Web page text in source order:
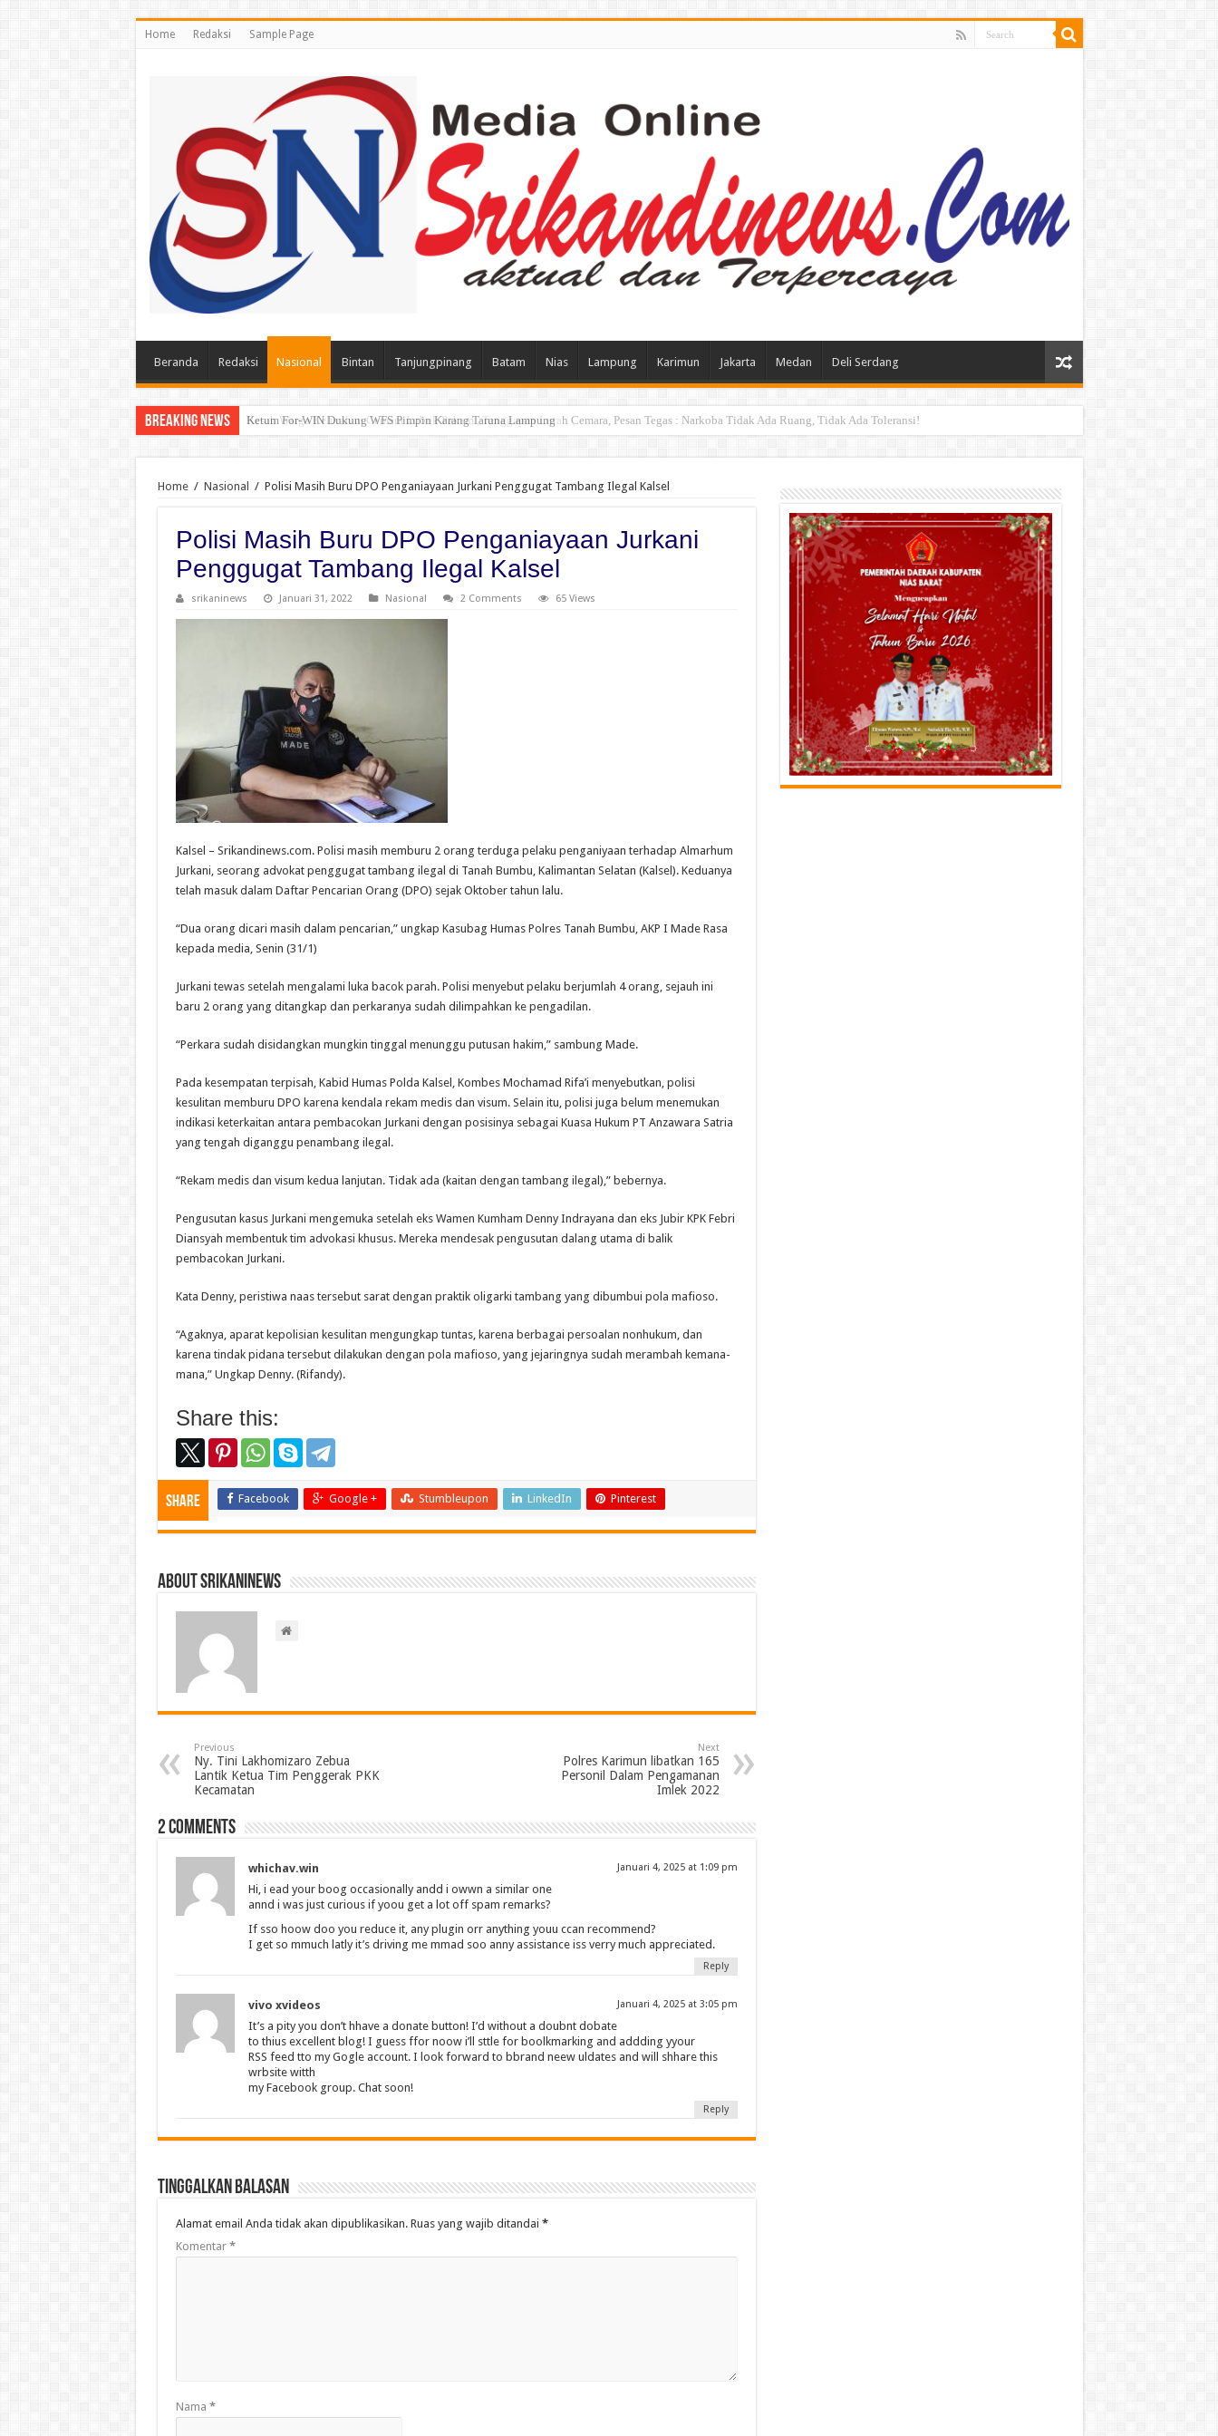
Home Redaksi Sample Page
Beranda Redaksi Nasional Bintan Tanjungpinang Batam Nias Lampung Karimun Jakarta Medan Deli Serdang
Breaking News Resah Warga Kelurahan Cemara Lubuk Pakam , Tanggapan Lurah Cemara, Pesan Tegas : Narkoba Tidak Ada Ruang, Tidak Ada Toleransi!
Home / Nasional / Polisi Masih Buru DPO Penganiayaan Jurkani Penggugat Tambang Ilegal Kalsel
Polisi Masih Buru DPO Penganiayaan Jurkani
Penggugat Tambang Ilegal Kalsel
srikaninews Januari 31, 2022 Nasional 2 Comments 65 Views
Kalsel – Srikandinews.com. Polisi masih memburu 2 orang terduga pelaku penganiyaan terhadap Almarhum
Jurkani, seorang advokat penggugat tambang ilegal di Tanah Bumbu, Kalimantan Selatan (Kalsel). Keduanya
telah masuk dalam Daftar Pencarian Orang (DPO) sejak Oktober tahun lalu.
“Dua orang dicari masih dalam pencarian,” ungkap Kasubag Humas Polres Tanah Bumbu, AKP I Made Rasa
kepada media, Senin (31/1)
Jurkani tewas setelah mengalami luka bacok parah. Polisi menyebut pelaku berjumlah 4 orang, sejauh ini
baru 2 orang yang ditangkap dan perkaranya sudah dilimpahkan ke pengadilan.
“Perkara sudah disidangkan mungkin tinggal menunggu putusan hakim,” sambung Made.
Pada kesempatan terpisah, Kabid Humas Polda Kalsel, Kombes Mochamad Rifa’i menyebutkan, polisi
kesulitan memburu DPO karena kendala rekam medis dan visum. Selain itu, polisi juga belum menemukan
indikasi keterkaitan antara pembacokan Jurkani dengan posisinya sebagai Kuasa Hukum PT Anzawara Satria
yang tengah diganggu penambang ilegal.
“Rekam medis dan visum kedua lanjutan. Tidak ada (kaitan dengan tambang ilegal),” bebernya.
Pengusutan kasus Jurkani mengemuka setelah eks Wamen Kumham Denny Indrayana dan eks Jubir KPK Febri
Diansyah membentuk tim advokasi khusus. Mereka mendesak pengusutan dalang utama di balik
pembacokan Jurkani.
Kata Denny, peristiwa naas tersebut sarat dengan praktik oligarki tambang yang dibumbui pola mafioso.
“Agaknya, aparat kepolisian kesulitan mengungkap tuntas, karena berbagai persoalan nonhukum, dan
karena tindak pidana tersebut dilakukan dengan pola mafioso, yang jejaringnya sudah merambah kemana-
mana,” Ungkap Denny. (Rifandy).
Share this:
Share Facebook Google + Stumbleupon LinkedIn Pinterest
About srikaninews
Previous
Ny. Tini Lakhomizaro Zebua
Lantik Ketua Tim Penggerak PKK
Kecamatan
Next
Polres Karimun libatkan 165
Personil Dalam Pengamanan
Imlek 2022
2 comments
whichav.win Januari 4, 2025 at 1:09 pm
Hi, i ead your boog occasionally andd i owwn a similar one
annd i was just curious if yoou get a lot off spam remarks?
If sso hoow doo you reduce it, any plugin orr anything youu ccan recommend?
I get so mmuch latly it’s driving me mmad soo anny assistance iss verry much appreciated.
Reply
vivo xvideos Januari 4, 2025 at 3:05 pm
It’s a pity you don’t hhave a donate button! I’d without a doubnt dobate
to thius excellent blog! I guess ffor noow i’ll sttle for boolkmarking and addding yyour
RSS feed tto my Gogle account. I look forward to bbrand neew uldates and will shhare this
wrbsite witth
my Facebook group. Chat soon!
Reply
Tinggalkan Balasan
Alamat email Anda tidak akan dipublikasikan. Ruas yang wajib ditandai *
Komentar *
Nama *